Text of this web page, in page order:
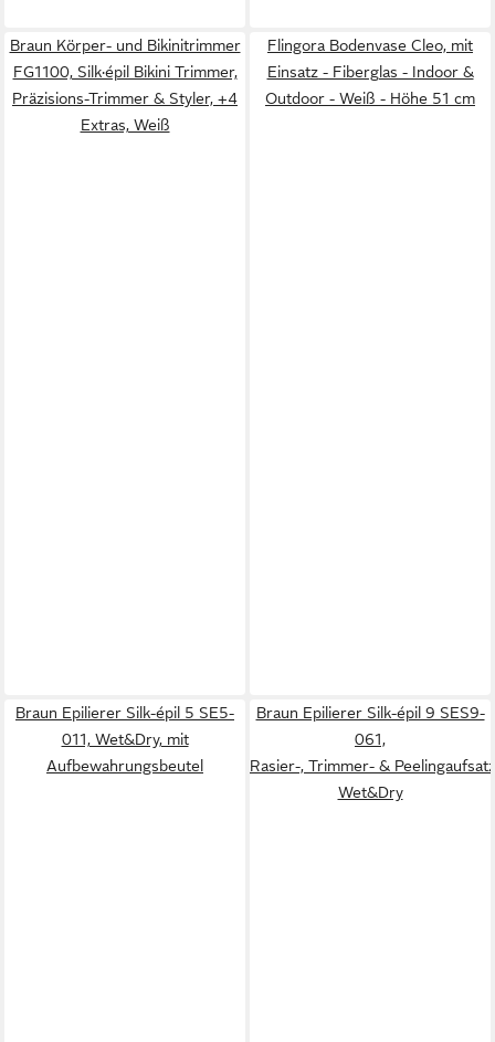
Braun Körper- und Bikinitrimmer
FG1100, Silk·épil Bikini Trimmer,
Präzisions-Trimmer & Styler, +4
Extras, Weiß
Flingora Bodenvase Cleo, mit
Einsatz - Fiberglas - Indoor &
Outdoor - Weiß - Höhe 51 cm
Braun Epilierer Silk-épil 5 SE5-
011, Wet&Dry, mit
Aufbewahrungsbeutel
Braun Epilierer Silk-épil 9 SES9-
061,
Rasier-, Trimmer- &
Wet&Dry